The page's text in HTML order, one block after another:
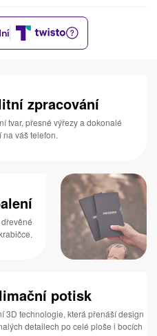
zpracování
tvar, přesné výřezy a dokonalé
na váš telefon.
potisk
3D technologie, která přenáší design
detailech po celé ploše i bocích